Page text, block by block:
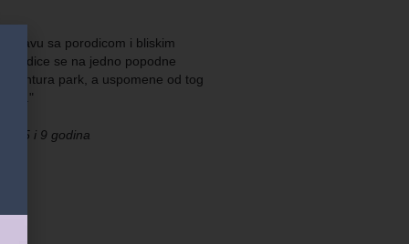
sa porodicom i bliskim
se na jedno popodne
park, a uspomene od tog
5 i 9 godina